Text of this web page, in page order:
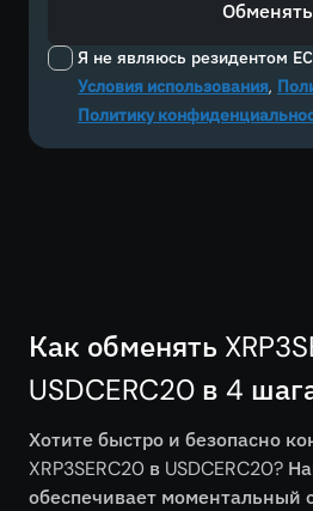
Я не являюсь резидентом
Условия использования,
Политику
Обменять
Как обменять
USDCERC20 в 4
Хотите быстро и безопасно
XRP3SERC20 в USDCERC20?
обеспечивает моментальный